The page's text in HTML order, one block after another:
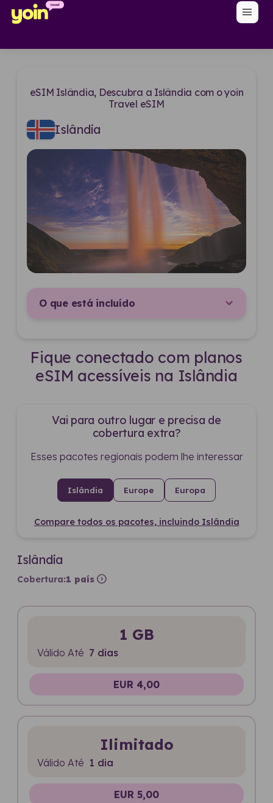
menu
eSIM Islândia, Descubra a Islândia com o yoin
Travel eSIM
Islândia
O que está incluído
Fique conectado com planos
eSIM acessíveis na Islândia
Vai para outro lugar e precisa de
cobertura extra?
Esses pacotes regionais podem lhe interessar
Islândia Europe Europa
Compare todos os pacotes, incluindo Islândia
Islândia
Cobertura:1 país expand_circle_right
1 GB
Válido Até 7 dias
EUR 4,00
Ilimitado
Válido Até 1 dia
EUR 5,00